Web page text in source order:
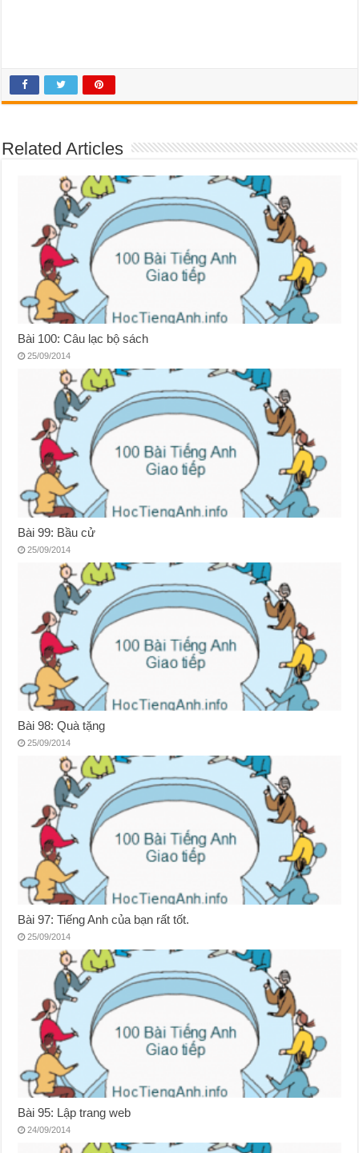
Related Articles
Bài 100: Câu lạc bộ sách
25/09/2014
Bài 99: Bầu cử
25/09/2014
Bài 98: Quà tặng
25/09/2014
Bài 97: Tiếng Anh của bạn rất tốt.
25/09/2014
Bài 95: Lập trang web
24/09/2014